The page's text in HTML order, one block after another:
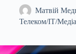
Матвій
Телеком/ІТ/